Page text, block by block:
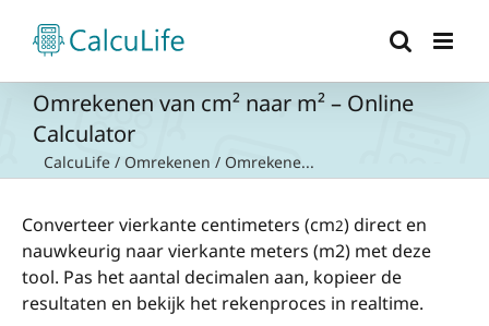
naar
inhoud
Omrekenen van cm² naar m² – Online
Calculator
CalcuLife / Omrekenen / Omrekene...
Converteer vierkante centimeters (cm2) direct en
nauwkeurig naar vierkante meters (m2) met deze
tool. Pas het aantal decimalen aan, kopieer de
resultaten en bekijk het rekenproces in realtime.